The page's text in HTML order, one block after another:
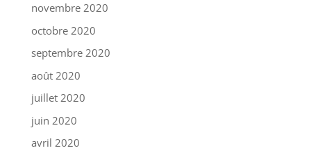
novembre 2020
octobre 2020
septembre 2020
août 2020
juillet 2020
juin 2020
avril 2020